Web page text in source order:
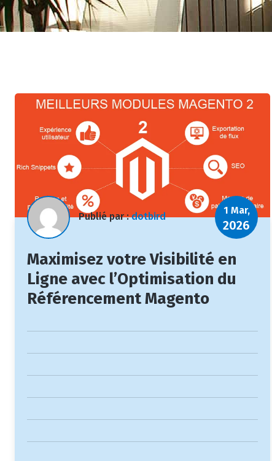
Publié par :dotbird
1 Mar,
2026
Maximisez votre Visibilité en
Ligne avec l’Optimisation du
Référencement Magento